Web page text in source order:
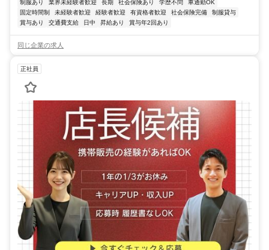
制服あり 業界未経験者歓迎 長期 社会保険あり 学歴不問
車通勤OK
固定時間制
未経験者歓迎 経験者歓迎 有資格者歓迎 社会保険完備
制服貸与
賞与あり
交通費支給 日中 昇給あり 賞与年2回あり
同じ企業の求人
正社員